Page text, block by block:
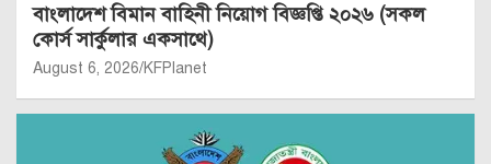
বাংলাদেশ বিমান বাহিনী নিয়োগ বিজ্ঞপ্তি ২০২৬ (সকল
কোর্স সার্কুলার একসাথে)
August 6, 2026 KFPlanet